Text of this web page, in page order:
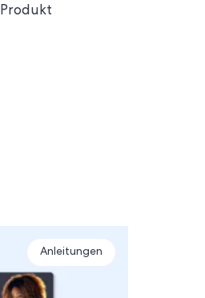
Produkt
Anleitungen